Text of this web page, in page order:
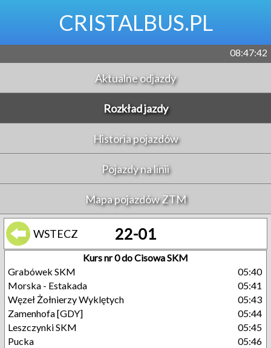
CRISTALBUS.PL
08:47:43
Aktualne odjazdy
Rozkład jazdy
Historia pojazdów
Pojazdy na linii
Mapa pojazdów ZTM
WSTECZ 22-01
Kurs nr 0 do Cisowa SKM
Grabówek SKM
05:40
Morska - Estakada
05:41
Węzeł Żołnierzy Wyklętych
05:43
Zamenhofa [GDY]
05:44
Leszczynki SKM
05:45
Pucka
05:46